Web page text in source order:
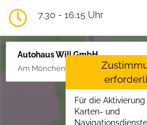
7.30 - 16.15 Uhr
Autohaus Will GmbH
Am Mönchenfelde 18, 38889
Für die
Karten- und